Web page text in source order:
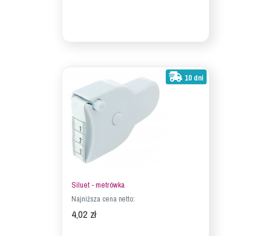
10 dni
Siluet - metrówka
Najniższa cena netto:
4,02 zł